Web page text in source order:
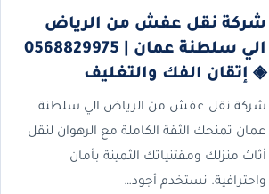
شركة نقل عفش من الرياض
الي سلطنة عمان | 0568829975
◈ إتقان الفك والتغليف
شركة نقل عفش من الرياض الي سلطنة
عمان تمنحك الثقة الكاملة مع الرهوان لنقل
أثاث منزلك ومقتنياتك الثمينة بأمان
واحترافية. نستخدم أجود…